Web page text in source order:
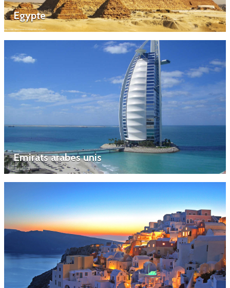
Egypte
Emirats arabes unis